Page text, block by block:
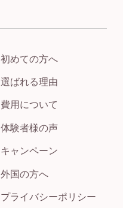
初めての方へ
選ばれる理由
費用について
体験者様の声
キャンペーン
外国の方へ
プライバシーポリシー